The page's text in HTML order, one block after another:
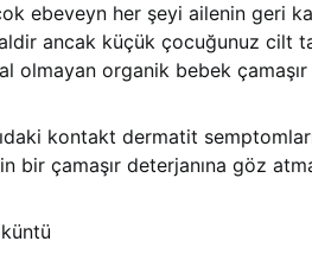
ebeveyn her şeyi ailenin geri
ancak küçük çocuğunuz cilt
olmayan organik bebek
kontakt dermatit
bir çamaşır deterjanına göz